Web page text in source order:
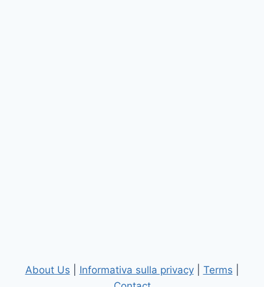
About Us Informativa sulla privacy| Terms